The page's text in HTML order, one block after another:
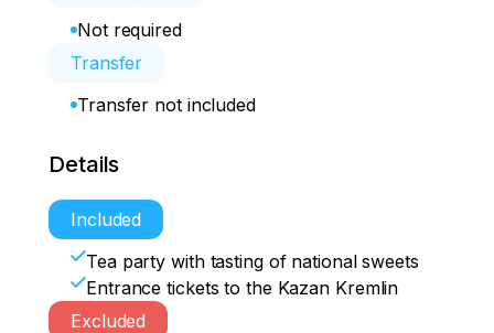
Not required
Transfer
Transfer not included
Details
Included
Tea party with tasting of national sweets
Entrance tickets to the Kazan Kremlin
Excluded